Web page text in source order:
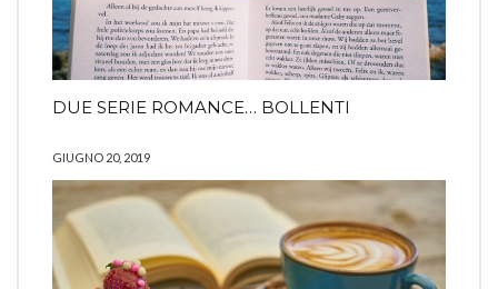
DUE SERIE ROMANCE… BOLLENTI
GIUGNO 20, 2019